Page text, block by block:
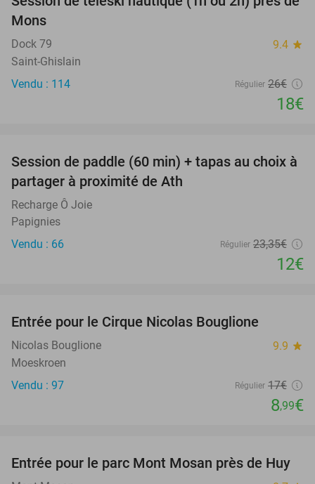
31%
Mons
Dock 79 9.4 star
Saint-Ghislain
Vendu : 114
Régulier 26€
18€
49%
Session de paddle (60 min) + tapas au choix à
partager à proximité de Ath
Recharge Ô Joie
Papignies
Vendu : 66
Régulier 23,35€
12€
Entrée pour le Cirque Nicolas Bouglione
Nicolas Bouglione 9.9 star
Moeskroen
Vendu : 97
Régulier 17€
8,99€
26%
Entrée pour le parc Mont Mosan près de Huy